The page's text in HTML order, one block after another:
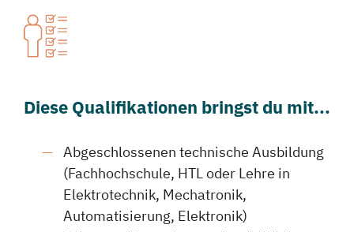
Diese Qualifikationen bringst du mit...
Abgeschlossenen technische Ausbildung
(Fachhochschule, HTL oder Lehre in
Elektrotechnik, Mechatronik,
Automatisierung, Elektronik)